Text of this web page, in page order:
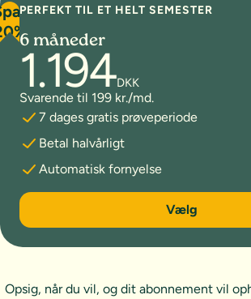
PERFEKT TIL ET HELT SEMESTER
6 måneder
1.194DKK
Svarende til 199 kr./md.
7 dages gratis prøveperiode
Betal halvårligt
Automatisk fornyelse
6 måneder
Vælg
Opsig, når du vil, og dit abonnement vil